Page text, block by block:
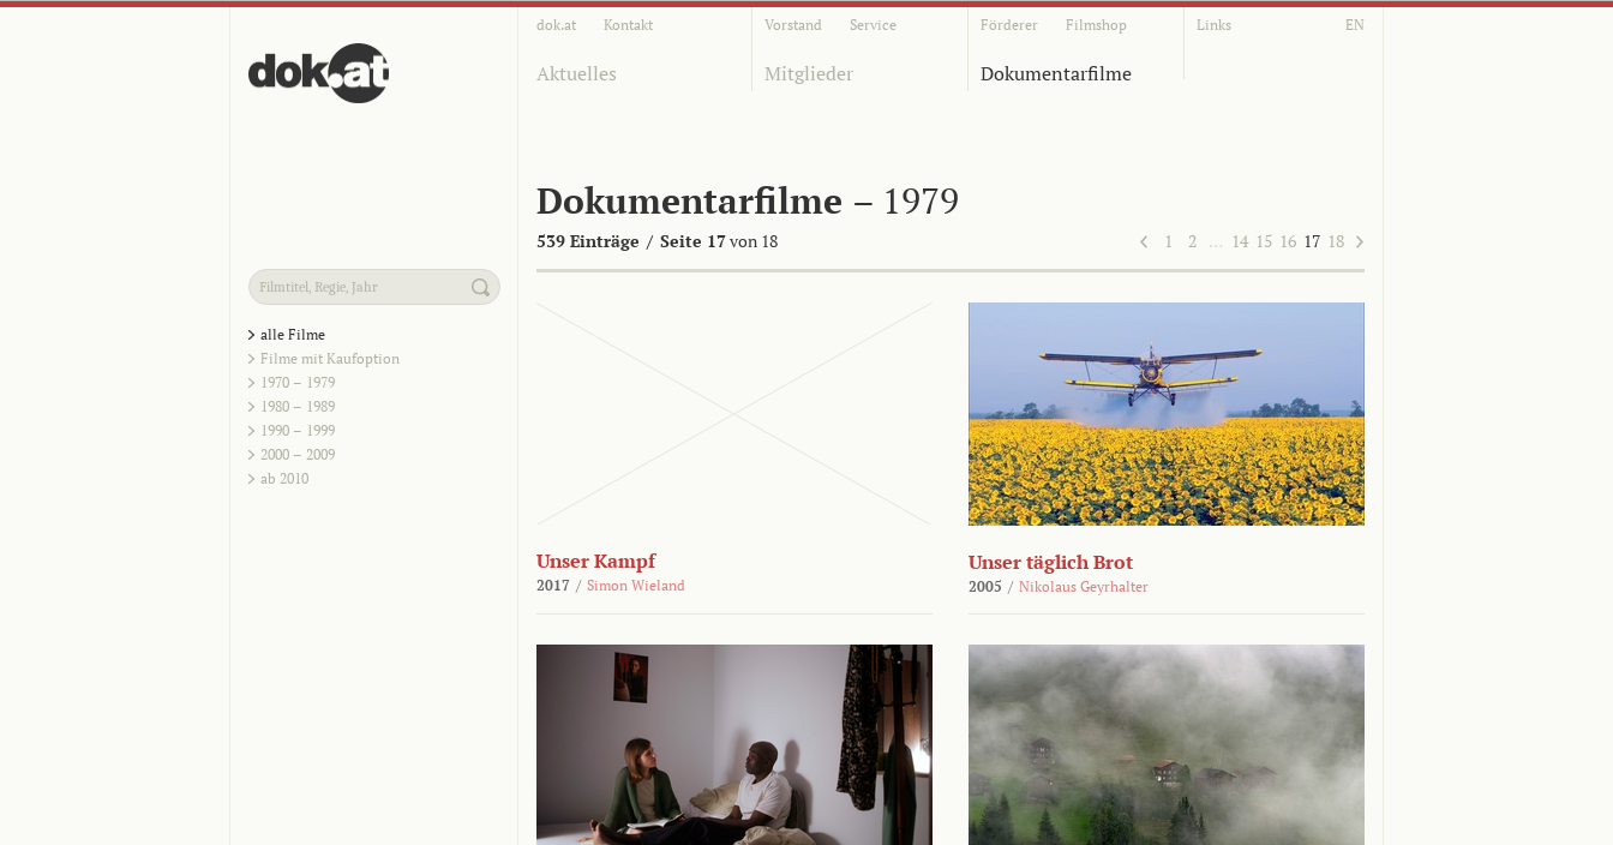
dok.at Kontakt Vorstand Service Förderer Filmshop Links EN
Aktuelles Mitglieder Dokumentarfilme
Dokumentarfilme – 1979
539 Einträge / Seite 17von 18 1 2 … 14 15 16 17 18
alle Filme
Filme mit Kaufoption
1970 – 1979
1980 – 1989
1990 – 1999
2000 – 2009
ab 2010
Unser Kampf
2017 / Simon Wieland
Unser täglich Brot
2005 / Nikolaus Geyrhalter